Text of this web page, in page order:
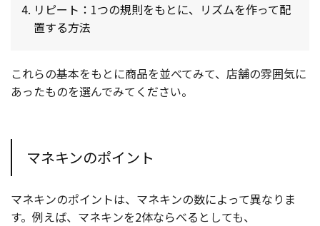
リピート：1つの規則をもとに、リズムを作って配
置する方法
これらの基本をもとに商品を並べてみて、店舗の雰囲気に
あったものを選んでみてください。
マネキンのポイント
マネキンのポイントは、マネキンの数によって異なりま
す。例えば、マネキンを2体ならべるとしても、